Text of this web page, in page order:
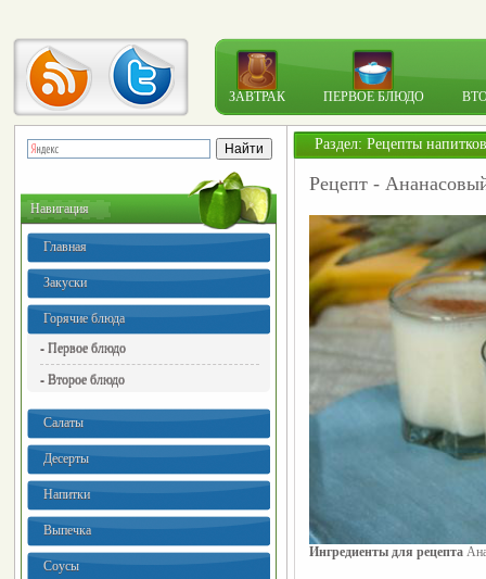
ЗАВТРАК ПЕРВОЕ БЛЮДО
Навигация
Главная
Закуски
Горячие блюда
- Первое блюдо
- Второе блюдо
Салаты
Десерты
Напитки
Выпечка
Соусы
Раздел: Рецепты напитков
Рецепт -
Ингредиенты для рецепта